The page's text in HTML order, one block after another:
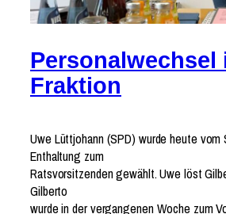
Personalwechsel
Fraktion
Uwe Lüttjohann (SPD) wurde heute
Enthaltung zum
Ratsvorsitzenden gewählt. Uwe löst
Gilberto
wurde in der vergangenen Woche zum